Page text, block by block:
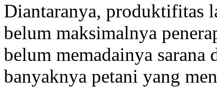
Diantaranya, produktifitas
belum maksimalnya
belum memadainya sarana
banyaknya petani yang